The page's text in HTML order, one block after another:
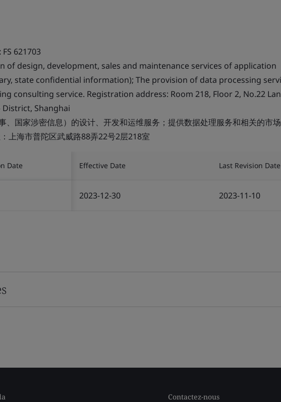
FS 621703
of design, development, sales and maintenance services of application
state confidential information); The provision of data processing
consulting service. Registration address: Room 218, Floor 2, No.22
Shanghai
、国家涉密信息）的设计、开发和运维服务；提供数据处理服务和相关的市
上海市普陀区武威路88弄22号2层218室
Date Effective Date Last Revision Date
2023-12-30 2023-11-10
Contactez-nous